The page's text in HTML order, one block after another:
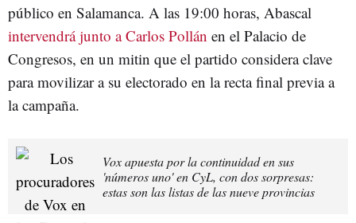
público en Salamanca. A las 19:00 horas, Abascal
intervendrá junto a Carlos Pollán en el Palacio de
Congresos, en un mitin que el partido considera clave
para movilizar a su electorado en la recta final previa a
la campaña.
Vox apuesta por la continuidad en sus
'números uno' en CyL, con dos sorpresas:
estas son las listas de las nueve provincias